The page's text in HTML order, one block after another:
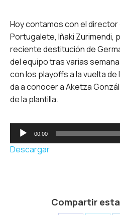
Hoy contamos con el
Portugalete, Iñaki Zurimendi,
reciente destitución de
del equipo tras varias
con los playoffs a la vuelta de
da a conocer a Aketza
de la plantilla.
Reproductor
de
audio
00:00
Descargar
Compartir